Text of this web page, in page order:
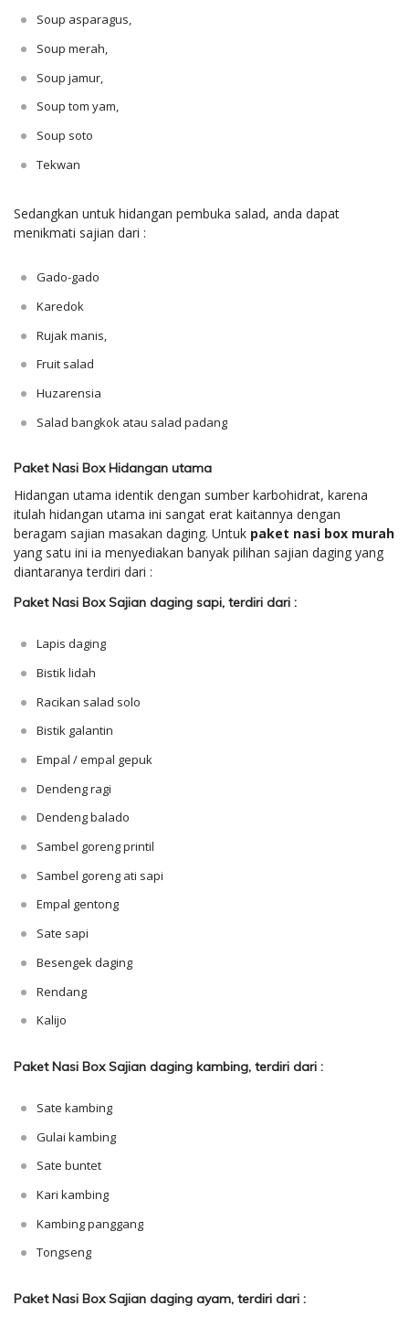
Soup asparagus,
Soup merah,
Soup jamur,
Soup tom yam,
Soup soto
Tekwan
Sedangkan untuk hidangan pembuka salad, anda dapat
menikmati sajian dari :
Gado-gado
Karedok
Rujak manis,
Fruit salad
Huzarensia
Salad bangkok atau salad padang
Paket Nasi Box Hidangan utama
Hidangan utama identik dengan sumber karbohidrat, karena
itulah hidangan utama ini sangat erat kaitannya dengan
beragam sajian masakan daging. Untuk paket nasi box murah
yang satu ini ia menyediakan banyak pilihan sajian daging yang
diantaranya terdiri dari :
Paket Nasi Box Sajian daging sapi, terdiri dari :
Lapis daging
Bistik lidah
Racikan salad solo
Bistik galantin
Empal / empal gepuk
Dendeng ragi
Dendeng balado
Sambel goreng printil
Sambel goreng ati sapi
Empal gentong
Sate sapi
Besengek daging
Rendang
Kalijo
Paket Nasi Box Sajian daging kambing, terdiri dari :
Sate kambing
Gulai kambing
Sate buntet
Kari kambing
Kambing panggang
Tongseng
Paket Nasi Box Sajian daging ayam, terdiri dari :